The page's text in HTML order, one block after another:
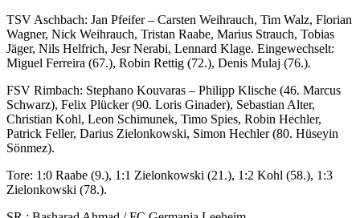
TSV Aschbach: Jan Pfeifer – Carsten Weihrauch, Tim Walz, Florian
Wagner, Nick Weihrauch, Tristan Raabe, Marius Strauch, Tobias
Jäger, Nils Helfrich, Jesr Nerabi, Lennard Klage. Eingewechselt:
Miguel Ferreira (67.), Robin Rettig (72.), Denis Mulaj (76.).
FSV Rimbach: Stephano Kouvaras – Philipp Klische (46. Marcus
Schwarz), Felix Plücker (90. Loris Ginader), Sebastian Alter,
Christian Kohl, Leon Schimunek, Timo Spies, Robin Hechler,
Patrick Feller, Darius Zielonkowski, Simon Hechler (80. Hüseyin
Sönmez).
Tore: 1:0 Raabe (9.), 1:1 Zielonkowski (21.), 1:2 Kohl (58.), 1:3
Zielonkowski (78.).